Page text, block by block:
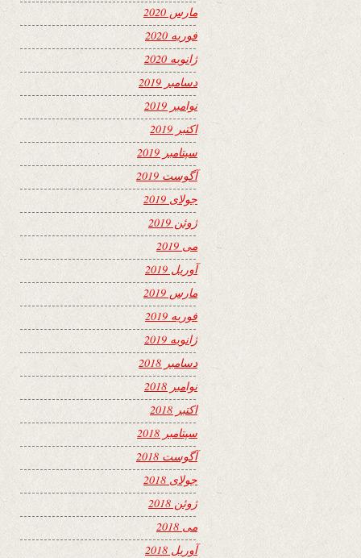
مارس 2020
فوریه 2020
ژانویه 2020
دسامبر 2019
نوامبر 2019
اکتبر 2019
سپتامبر 2019
آگوست 2019
جولای 2019
ژوئن 2019
می 2019
آوریل 2019
مارس 2019
فوریه 2019
ژانویه 2019
دسامبر 2018
نوامبر 2018
اکتبر 2018
سپتامبر 2018
آگوست 2018
جولای 2018
ژوئن 2018
می 2018
آوریل 2018